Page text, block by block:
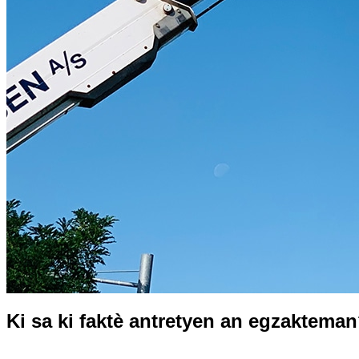
Ki sa ki faktè antretyen an